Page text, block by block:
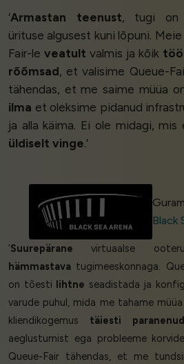
‘Armastan teenust, tugi on
ürituse algusest kuni lõpuni.
Fair-le veatult valmis ja kõik
rõõmsad, et valisime Queue-
tähendas, et me saime müüa
ilma et oleksime pidanud
ja alla käima. Ei ole midagi,
üldiselt vinge.’
Black
‘Suurepärane virtuaalse
hämmastava tugimeeskonnaga.
on tõesti
lihtne seadistada ja
varude puhul, mida me tahame
kliendikogemus täiesti
aeglustumist ega probleeme
Queue-Fair tähendas, et me